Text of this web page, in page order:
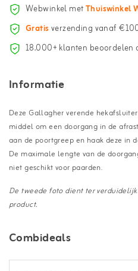
Webwinkel metThuiswinkel
Gratisverzending vanaf
18.000+ klanten beoordelen
Informatie
Deze Gallagher verende
middel om een doorgang in de
aan de poortgreep en haak deze in
De maximale lengte van de
niet geschikt voor paarden.
De tweede foto dient ter
product.
Combideals